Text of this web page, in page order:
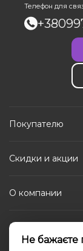
Телефон для
Покупателю
Скидки и акции
О компании
Каталог
Не бажаєте